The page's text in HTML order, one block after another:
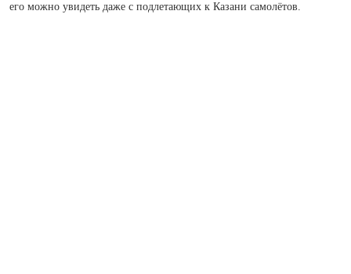
его можно увидеть даже с подлетающих к Казани самолётов.